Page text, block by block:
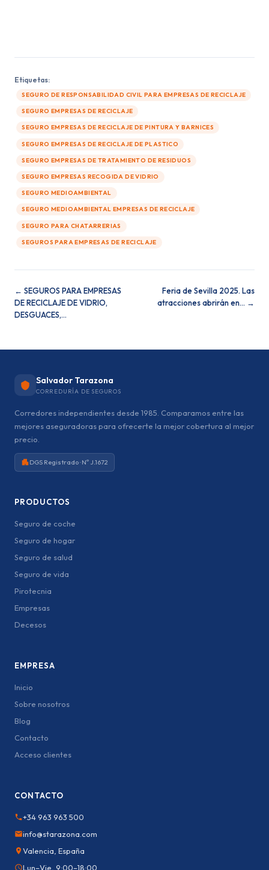
Etiquetas:
SEGURO DE RESPONSABILIDAD CIVIL PARA EMPRESAS DE RECICLAJE
SEGURO EMPRESAS DE RECICLAJE
SEGURO EMPRESAS DE RECICLAJE DE PINTURA Y BARNICES
SEGURO EMPRESAS DE RECICLAJE DE PLASTICO
SEGURO EMPRESAS DE TRATAMIENTO DE RESIDUOS
SEGURO EMPRESAS RECOGIDA DE VIDRIO
SEGURO MEDIOAMBIENTAL
SEGURO MEDIOAMBIENTAL EMPRESAS DE RECICLAJE
SEGURO PARA CHATARRERIAS
SEGUROS PARA EMPRESAS DE RECICLAJE
← SEGUROS PARA EMPRESAS
DE RECICLAJE DE VIDRIO,
DESGUACES,…
Feria de Sevilla 2025. Las
atracciones abrirán en… →
Salvador Tarazona
CORREDURÍA DE SEGUROS
Corredores independientes desde 1985. Comparamos entre las
mejores aseguradoras para ofrecerte la mejor cobertura al mejor
precio.
DGS Registrado · Nº J.1672
PRODUCTOS
Seguro de coche
Seguro de hogar
Seguro de salud
Seguro de vida
Pirotecnia
Empresas
Decesos
EMPRESA
Inicio
Sobre nosotros
Blog
Contacto
Acceso clientes
CONTACTO
+34 963 963 500
info@starazona.com
Valencia, España
Lun–Vie, 9:00–18:00